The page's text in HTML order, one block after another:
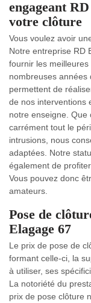
engageant
votre clôture
Vous voulez avoir
Notre entreprise RD
fournir les
nombreuses années
permettent de
de nos interventions
notre enseigne. Que
carrément tout le
intrusions, nous
adaptées. Notre
également de
Vous pouvez donc
amateurs.
Pose de
Elagage 67
Le prix de pose de
formant celle-ci, la
à utiliser, ses
La notoriété du
prix de pose clôture